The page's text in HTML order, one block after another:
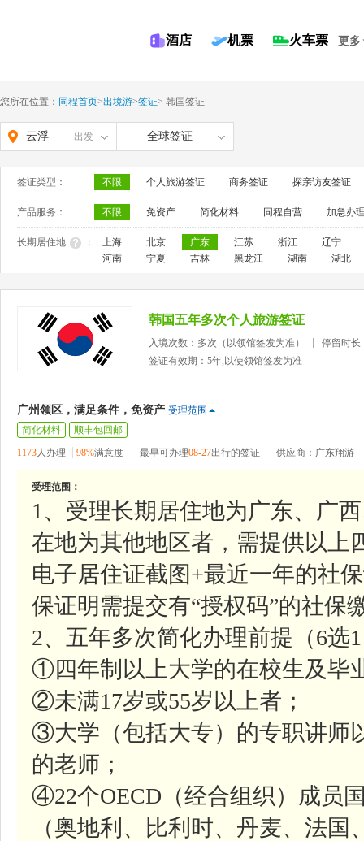
酒店 机票 火车票 更多
您所在位置： 同程首页>出境游>签证> 韩国签证
云浮 出发 全球签证
签证类型： 不限 个人旅游签证 商务签证 探亲访友签证
产品服务： 不限 免资产 简化材料 同程自营 加急办
长期居住地 ： 上海 北京 广东 江苏 浙江
辽宁
河南
宁夏 吉林 黑龙江 湖南 湖北
韩国五年多次个人旅游签证
入境次数：多次（以领馆签发为准）
停留时长
签证有效期：5年,以使领馆签发为准
广州领区，满足条件，免资产 受理范围
简化材料
顺丰包回邮
1173人办理 98%满意度 最早可办理08-27出行的签证 供应商：广东翔游
受理范围：
1、受理长期居住地为广东、广
在地为其他地区者，需提供以上
电子居住证截图+最近一年的社
保证明需提交有“授权码”的社保
2、五年多次简化办理前提（6选
①四年制以上大学的在校生及毕
②未满17岁或55岁以上者；
③大学（包括大专）的专职讲师
的老师；
④22个OECD（经合组织）成员
（奥地利、比利时、丹麦、法